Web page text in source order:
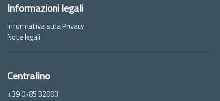
Informazioni legali
Informativa sulla Privacy
Note legali
Centralino
+39 0785 32000